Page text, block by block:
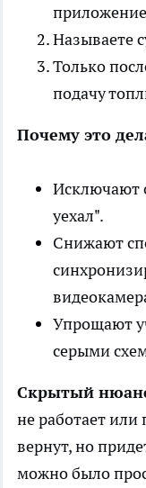
Называете
Только
подачу
Почему это
Исключают
уехал".
Снижают
Упрощают
серыми
Скрытый
не работает
вернут, но
можно было